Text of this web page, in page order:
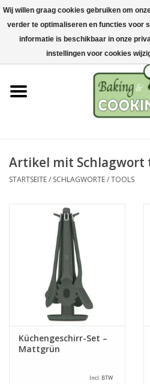
Startseite
Koch-&Backutensilien
Maschinen & Teile
Edelstahl
Rohstoffe & Präsentation
Artikel mit Schlagwort
STARTSEITE/ SCHLAGWORTE/TOOLS
Küchengeschirr-Set –
Mattgrün
Incl. BTW
Wij willen graag cookies gebruiken om
verder te optimaliseren en functies voor
informatie is beschikbaar in onze
instellingen voor cookies